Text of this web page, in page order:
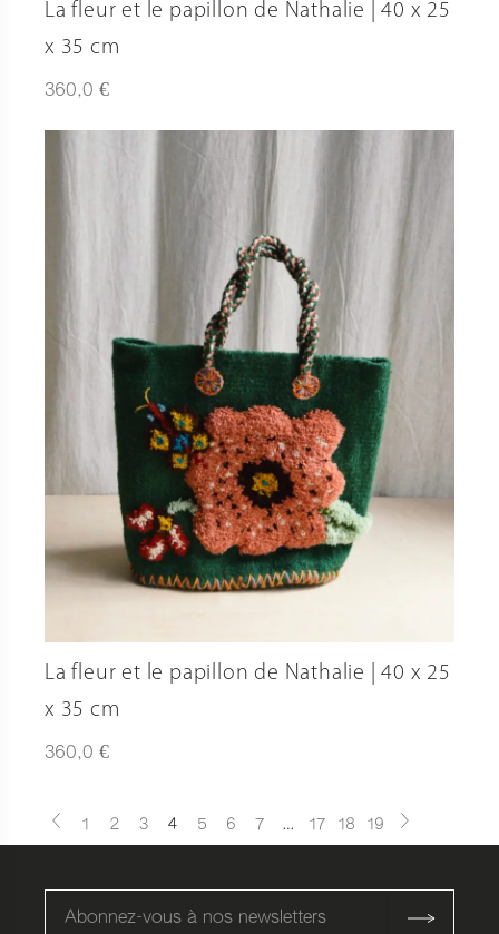
La fleur et le papillon de Nathalie | 40 x 25
x 35 cm
360,0 €
La fleur et le papillon de Nathalie | 40 x 25
x 35 cm
360,0 €
1 2 3 4 5 6 7 … 17 18 19